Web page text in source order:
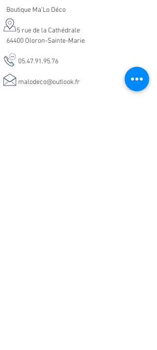
Boutique Ma'Lo Déco
5 rue de la Cathédrale
64400 Oloron-Sainte-Marie
05.47.91.95.76
malodeco@outlook.fr